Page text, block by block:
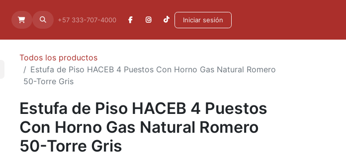
Aliados +57 333-707-4000 Iniciar sesión
Todos los productos
Estufa de Piso HACEB 4 Puestos Con Horno Gas Natural Romero
50-Torre Gris
Estufa de Piso HACEB 4 Puestos
Con Horno Gas Natural Romero
50-Torre Gris